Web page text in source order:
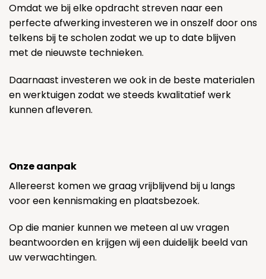
Omdat we bij elke opdracht streven naar een
perfecte afwerking investeren we in onszelf door ons
telkens bij te scholen zodat we up to date blijven
met de nieuwste technieken.
Daarnaast investeren we ook in de beste materialen
en werktuigen zodat we steeds kwalitatief werk
kunnen afleveren.
Onze aanpak
Allereerst komen we graag vrijblijvend bij u langs
voor een kennismaking en plaatsbezoek.
Op die manier kunnen we meteen al uw vragen
beantwoorden en krijgen wij een duidelijk beeld van
uw verwachtingen.